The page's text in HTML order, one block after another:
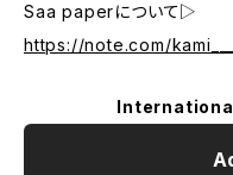
Saa paperについて▷
https://note.com/